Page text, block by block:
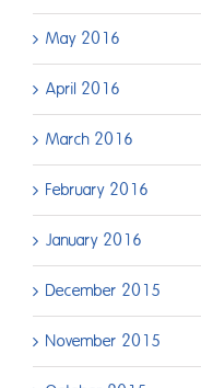
May 2016
April 2016
March 2016
February 2016
January 2016
December 2015
November 2015